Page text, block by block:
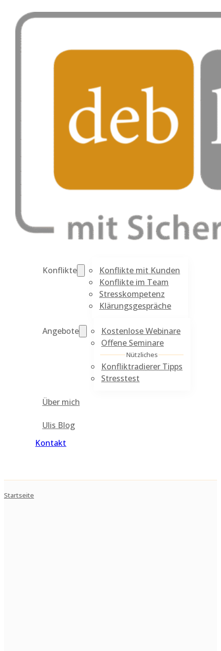
Konflikte
Konflikte mit Kunden
Konflikte im Team
Stresskompetenz
Klärungsgespräche
Angebote
Kostenlose Webinare
Offene Seminare
Nützliches
Konfliktradierer Tipps
Stresstest
Über mich
Ulis Blog
Kontakt
Startseite